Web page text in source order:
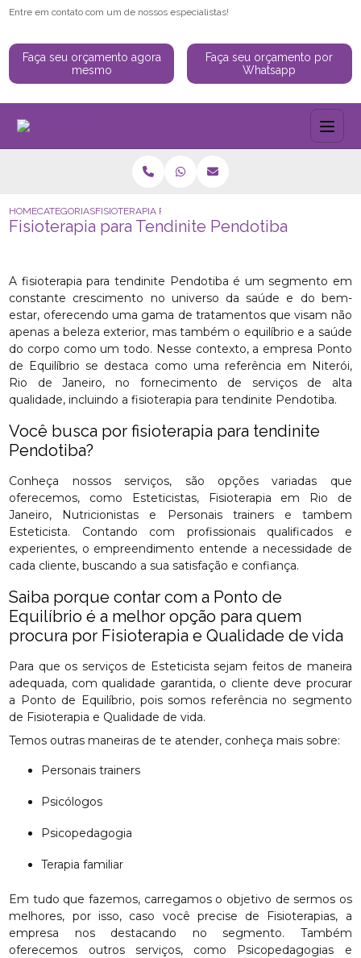
Entre em contato com um de nossos especialistas!
Faça seu orçamento agora
mesmo
Faça seu orçamento por
Whatsapp
HOMECATEGORIASFISIOTERAPIA PARA TENDINITE PENDOTIBA
Fisioterapia para Tendinite Pendotiba
A fisioterapia para tendinite Pendotiba é um segmento em
constante crescimento no universo da saúde e do bem-
estar, oferecendo uma gama de tratamentos que visam não
apenas a beleza exterior, mas também o equilíbrio e a saúde
do corpo como um todo. Nesse contexto, a empresa Ponto
de Equilíbrio se destaca como uma referência em Niterói,
Rio de Janeiro, no fornecimento de serviços de alta
qualidade, incluindo a fisioterapia para tendinite Pendotiba.
Você busca por fisioterapia para tendinite
Pendotiba?
Conheça nossos serviços, são opções variadas que
oferecemos, como Esteticistas, Fisioterapia em Rio de
Janeiro, Nutricionistas e Personais trainers e tambem
Esteticista. Contando com profissionais qualificados e
experientes, o empreendimento entende a necessidade de
cada cliente, buscando a sua satisfação e confiança.
Saiba porque contar com a Ponto de
Equilíbrio é a melhor opção para quem
procura por Fisioterapia e Qualidade de vida
Para que os serviços de Esteticista sejam feitos de maneira
adequada, com qualidade garantida, o cliente deve procurar
a Ponto de Equilíbrio, pois somos referência no segmento
de Fisioterapia e Qualidade de vida.
Temos outras maneiras de te atender, conheça mais sobre:
Personais trainers
Psicólogos
Psicopedagogia
Terapia familiar
Em tudo que fazemos, carregamos o objetivo de sermos os
melhores, por isso, caso você precise de Fisioterapias, a
empresa nos destacando no segmento. Também
oferecemos outros serviços, como Psicopedagogias e